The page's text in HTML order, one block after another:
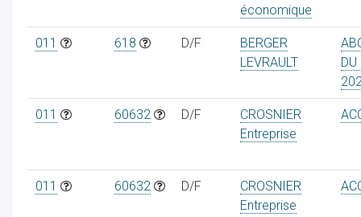
économique
011 618 D/F
BERGER
LEVRAULT
011 60632 D/F
CROSNIER
Entreprise
011 60632 D/F
CROSNIER
Entreprise